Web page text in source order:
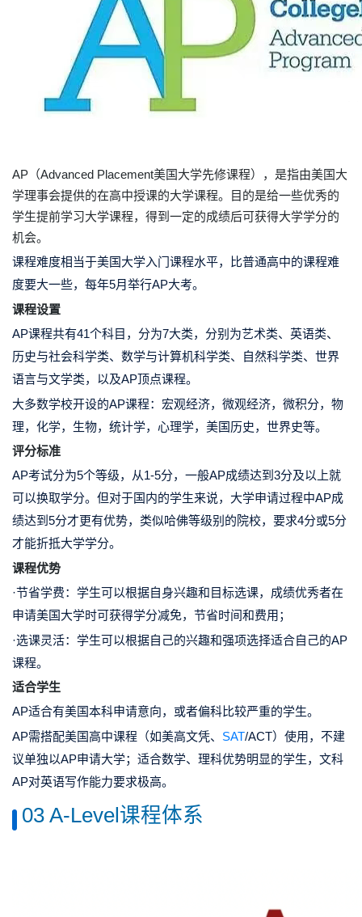
AP（Advanced Placement美国大学先修课程），是指由美国大
学理事会提供的在高中授课的大学课程。目的是给一些优秀的
学生提前学习大学课程，得到一定的成绩后可获得大学学分的
机会。
课程难度相当于美国大学入门课程水平，比普通高中的课程难
度要大一些， 每年5月举行AP大考。
课程设置
AP课程共有41个科目，分为7大类，分别为艺术类、英语类、
历史与社会科学类、数学与计算机科学类、自然科学类、世界
语言与文学类，以及AP顶点课程。
大多数学校开设的AP课程：宏观经济，微观经济，微积分，物
理，化学，生物，统计学，心理学，美国历史，世界史等。
评分标准
AP考试分为5个等级，从1-5分，一般AP成绩达到3分及以上就
可以换取学分。 但对于国内的学生来说，大学申请过程中AP成
绩达到5分才更有优势， 类似哈佛等级别的院校， 要求4分或5分
才能折抵大学学分。
课程优势
·节省学费： 学生可以根据自身兴趣和目标选课，成绩优秀者在
申请美国大学时可获得学分减免，节省时间和费用 ；
·选课灵活： 学生可以根据自己的兴趣和强项选择适合自己的AP
课程。
适合学生
AP适合有美国本科申请意向，或者偏科比较严重的学生。
AP需搭配美国高中课程 （如美高文凭、 SAT/ACT） 使用，不建
议单独以AP申请大学；适合数学、理科优势明显的学生，文科
AP对英语写作能力要求极高。
03 A-Level课程体系